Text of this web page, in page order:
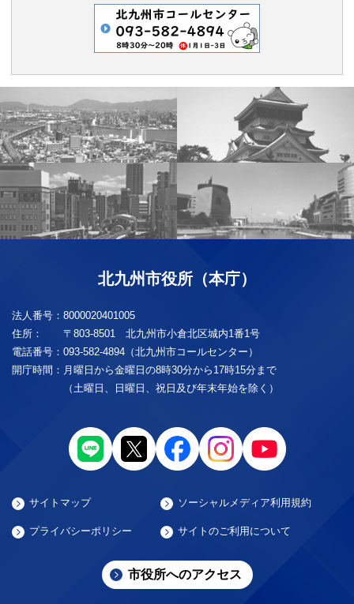
北九州市役所（本庁）
法人番号： 8000020401005
住所：
〒803-8501 北九州市小倉北区城内1番1号
電話番号： 093-582-4894（北九州市コールセンター）
開庁時間： 月曜日から金曜日の8時30分から17時15分まで
（土曜日、日曜日、祝日及び年末年始を除く）
サイトマップ ソーシャルメディア利用規約
プライバシーポリシー サイトのご利用について
市役所へのアクセス